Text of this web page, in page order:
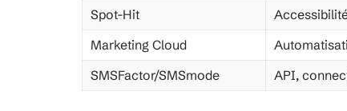
Spot-Hit
Marketing Cloud
SMSFactor/SMSmode
API,